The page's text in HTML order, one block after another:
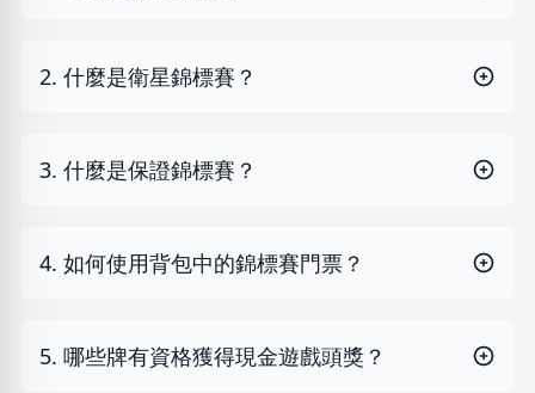
2. 什麼是衛星錦標賽？
3. 什麼是保證錦標賽？
4. 如何使用背包中的錦標賽門票？
5. 哪些牌有資格獲得現金遊戲頭獎？